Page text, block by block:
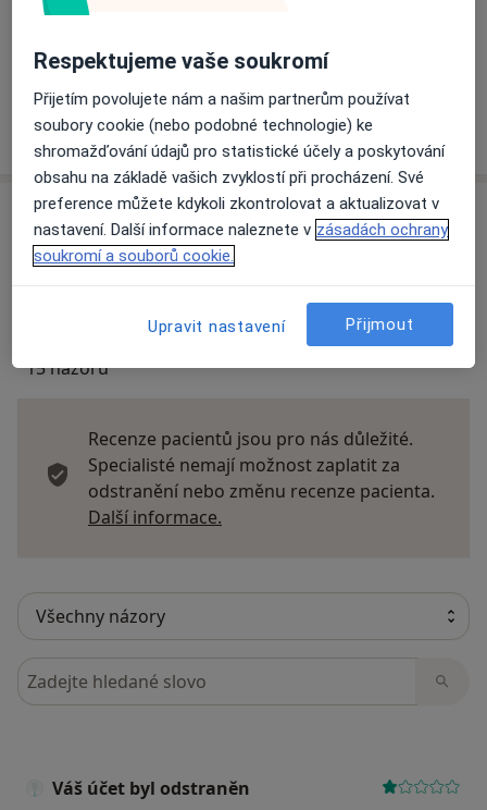
Způsoby platby (soukromé návštěvy)
Detaily
Víceo adrese
Názory
Přidejte svůj názor
15 názorů
Recenze pacientů jsou pro nás důležité.
Specialisté nemají možnost zaplatit za
odstranění nebo změnu recenze pacienta.
Další informace.
Hledejte v názorech
Váš účet byl odstraněn
Respektujeme vaše soukromí
Přijetím povolujete nám a našim partnerům používat
soubory cookie (nebo podobné technologie) ke
shromažďování údajů pro statistické účely a poskytování
obsahu na základě vašich zvyklostí při procházení. Své
preference můžete kdykoli zkontrolovat a aktualizovat v
nastavení. Další informace naleznete v zásadách ochrany
soukromí a souborů cookie.
Upravit nastavení Přijmout